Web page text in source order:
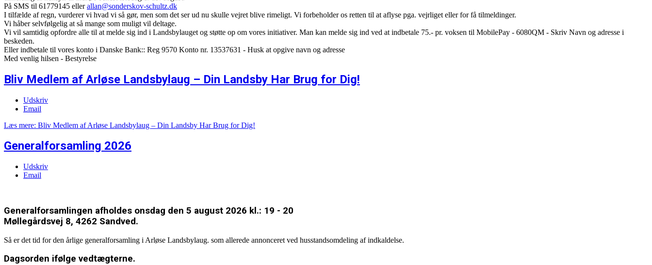
På SMS til 61779145 ellerallan@sonderskov-schultz.dk
I tilfælde af regn, vurderer vi hvad vi så gør, men som det ser ud nu skulle vejret blive rimeligt. Vi forbeholder os retten til at aflyse pga. vejrliget eller for få tilmeldinger.
Vi håber selvfølgelig at så mange som muligt vil deltage.
Vi vil samtidig opfordre alle til at melde sig ind i Landsbylauget og støtte op om vores initiativer. Man kan melde sig ind ved at indbetale 75.- pr. voksen til MobilePay - 6080QM - Skriv Navn og adresse i
beskeden.
Eller indbetale til vores konto i Danske Bank:: Reg 9570 Konto nr. 13537631 - Husk at opgive navn og adresse
Med venlig hilsen - Bestyrelse
Bliv Medlem af Arløse Landsbylaug – Din Landsby Har Brug for Dig!
Udskriv
Email
Læs mere: Bliv Medlem af Arløse Landsbylaug – Din Landsby Har Brug for Dig!
Generalforsamling 2026
Udskriv
Email
Generalforsamlingen afholdes onsdag den 5 august 2026 kl.: 19 - 20
Møllegårdsvej 8, 4262 Sandved.
Så er det tid for den årlige generalforsamling i Arløse Landsbylaug. som allerede annonceret ved husstandsomdeling af indkaldelse.
Dagsorden ifølge vedtægterne.